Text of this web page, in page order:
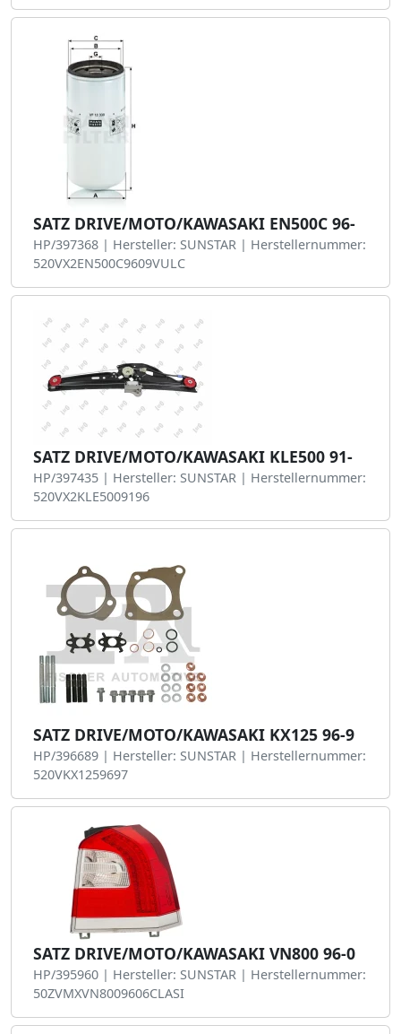
SATZ DRIVE/MOTO/KAWASAKI EN500C 96-
HP/397368 | Hersteller: SUNSTAR | Herstellernummer:
520VX2EN500C9609VULC
SATZ DRIVE/MOTO/KAWASAKI KLE500 91-
HP/397435 | Hersteller: SUNSTAR | Herstellernummer:
520VX2KLE5009196
SATZ DRIVE/MOTO/KAWASAKI KX125 96-9
HP/396689 | Hersteller: SUNSTAR | Herstellernummer:
520VKX1259697
SATZ DRIVE/MOTO/KAWASAKI VN800 96-0
HP/395960 | Hersteller: SUNSTAR | Herstellernummer:
50ZVMXVN8009606CLASI